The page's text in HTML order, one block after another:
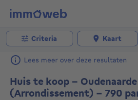
Criteria Kaart
Lees meer over deze resultaten
Huis te koop - Oudenaarde
(Arrondissement) - 790